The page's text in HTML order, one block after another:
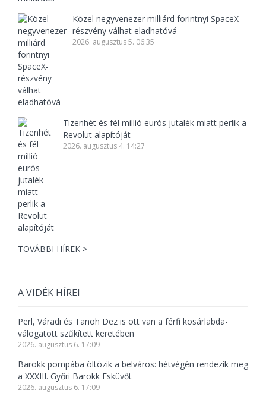
Közel negyvenezer milliárd forintnyi SpaceX-
részvény válhat eladhatóvá
2026. augusztus 5. 06:35
Tizenhét és fél millió eurós jutalék miatt perlik a
Revolut alapítóját
2026. augusztus 4. 14:27
TOVÁBBI HÍREK >
A VIDÉK HÍREI
Perl, Váradi és Tanoh Dez is ott van a férfi kosárlabda-
válogatott szűkített keretében
2026. augusztus 6. 17:09
Barokk pompába öltözik a belváros: hétvégén rendezik meg
a XXXIII. Győri Barokk Esküvőt
2026. augusztus 6. 17:09